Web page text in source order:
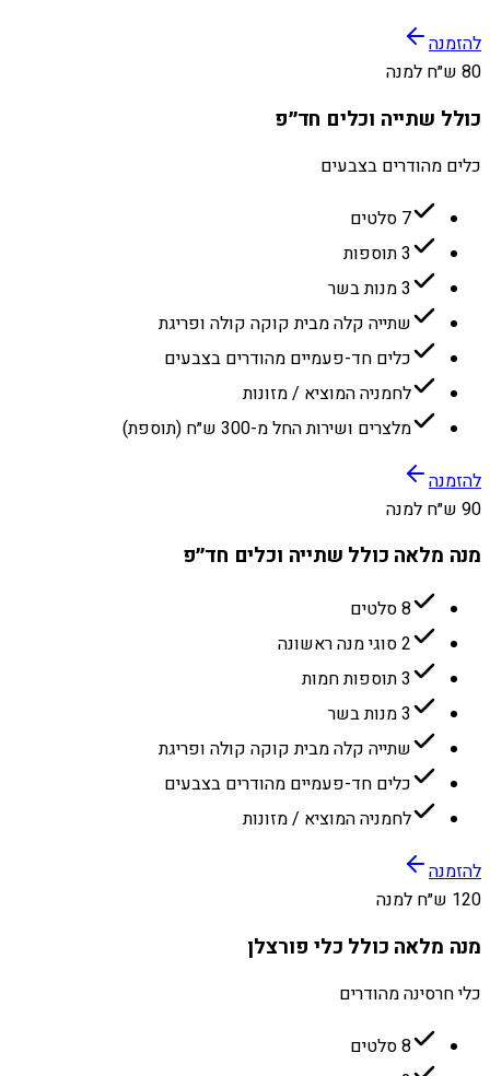
להזמנה
80 ש״ח למנה
כולל שתייה וכלים חד״פ
כלים מהודרים בצבעים
7 סלטים
3 תוספות
3 מנות בשר
שתייה קלה מבית קוקה קולה ופריגת
כלים חד-פעמיים מהודרים בצבעים
לחמניה המוציא / מזונות
מלצרים ושירות החל מ-300 ש״ח (תוספת)
להזמנה
90 ש״ח למנה
מנה מלאה כולל שתייה וכלים חד״פ
8 סלטים
2 סוגי מנה ראשונה
3 תוספות חמות
3 מנות בשר
שתייה קלה מבית קוקה קולה ופריגת
כלים חד-פעמיים מהודרים בצבעים
לחמניה המוציא / מזונות
להזמנה
120 ש״ח למנה
מנה מלאה כולל כלי פורצלן
כלי חרסינה מהודרים
8 סלטים